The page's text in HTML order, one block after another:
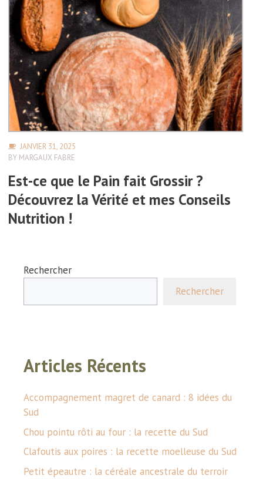
JANVIER 31, 2025
BY MARGAUX FABRE
Est-ce que le Pain fait Grossir ?
Découvrez la Vérité et mes Conseils
Nutrition !
Rechercher
Rechercher
Articles Récents
Accompagnement magret de canard : 8 idées du
Sud
Chou pointu rôti au four : la recette du Sud
Clafoutis aux poires : la recette moelleuse du Sud
Petit épeautre : la céréale ancestrale du terroir